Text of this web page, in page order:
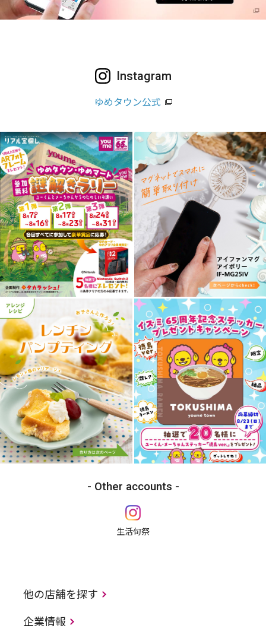
Instagram
ゆめタウン公式
Other accounts
生活旬祭
他の店舗を探す
企業情報